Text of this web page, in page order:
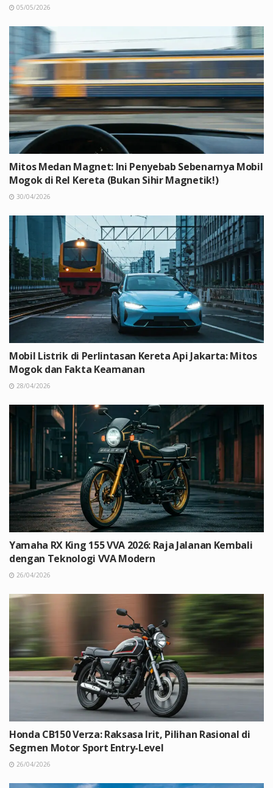
05/05/2026
Mitos Medan Magnet: Ini Penyebab Sebenarnya Mobil
Mogok di Rel Kereta (Bukan Sihir Magnetik!)
30/04/2026
Mobil Listrik di Perlintasan Kereta Api Jakarta: Mitos
Mogok dan Fakta Keamanan
28/04/2026
Yamaha RX King 155 VVA 2026: Raja Jalanan Kembali
dengan Teknologi VVA Modern
26/04/2026
Honda CB150 Verza: Raksasa Irit, Pilihan Rasional di
Segmen Motor Sport Entry-Level
26/04/2026